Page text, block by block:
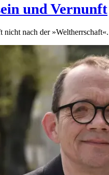
und Vernunft
nach der »Weltherrschaft«.